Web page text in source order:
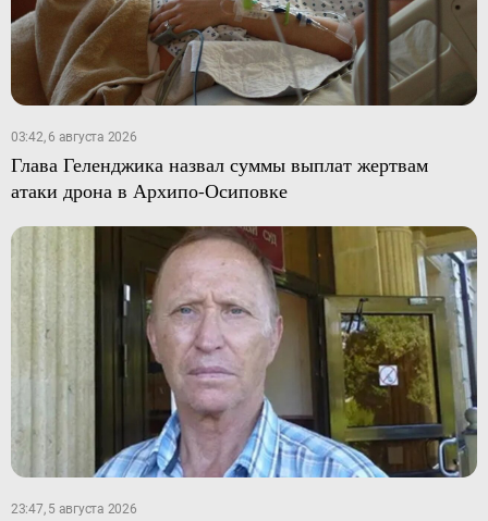
03:42, 6 августа 2026
Глава Геленджика назвал суммы выплат жертвам
атаки дрона в Архипо-Осиповке
23:47, 5 августа 2026